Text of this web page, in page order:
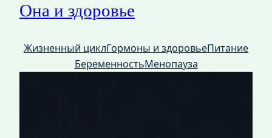
Она и здоровье
Жизненный циклГормоны и здоровьеПитание
БеременностьМенопауза